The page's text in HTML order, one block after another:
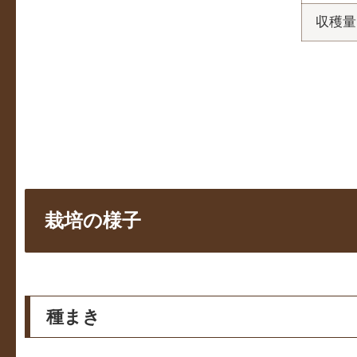
収穫量
栽培の様子
種まき